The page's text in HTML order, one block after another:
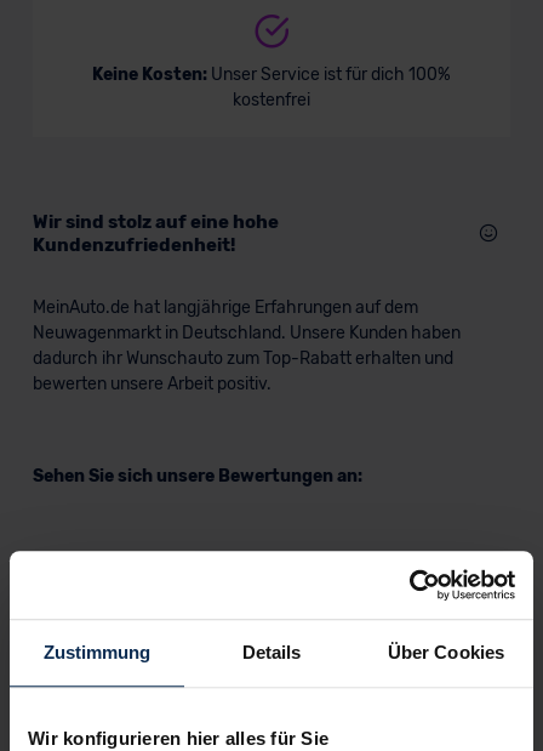
Zustimmung Details Über Cookies
Wir konfigurieren hier alles für Sie
Keine Kosten: Unser Service ist für dich 100%
kostenfrei
Wir sind stolz auf eine hohe
Kundenzufriedenheit!
MeinAuto.de hat langjährige Erfahrungen auf dem
Neuwagenmarkt in Deutschland. Unsere Kunden haben
dadurch ihr Wunschauto zum Top-Rabatt erhalten und
bewerten unsere Arbeit positiv.
Sehen Sie sich unsere Bewertungen an: